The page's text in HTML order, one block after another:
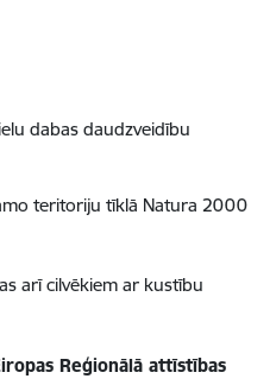
dabas daudzveidību
teritoriju tīklā Natura 2000
arī cilvēkiem ar kustību
Reģionālā attīstības